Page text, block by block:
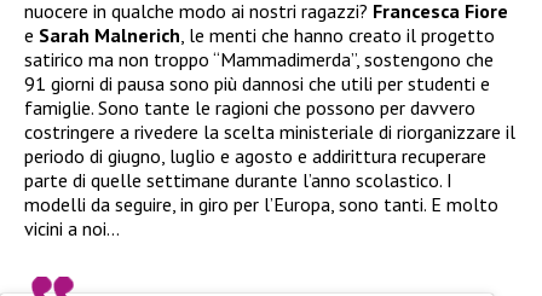
nuocere in qualche modo ai nostri ragazzi? Francesca Fiore
e Sarah Malnerich, le menti che hanno creato il progetto
satirico ma non troppo “Mammadimerda”, sostengono che
91 giorni di pausa sono più dannosi che utili per studenti e
famiglie. Sono tante le ragioni che possono per davvero
costringere a rivedere la scelta ministeriale di riorganizzare il
periodo di giugno, luglio e agosto e addirittura recuperare
parte di quelle settimane durante l’anno scolastico. I
modelli da seguire, in giro per l’Europa, sono tanti. E molto
vicini a noi…